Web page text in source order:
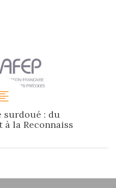
surdoué : du
la Reconnaiss